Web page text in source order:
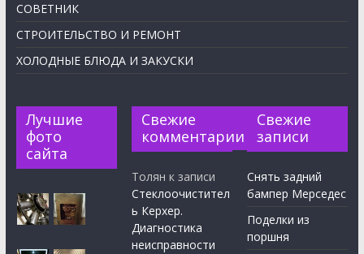
СОВЕТНИК
СТРОИТЕЛЬСТВО И РЕМОНТ
ХОЛОДНЫЕ БЛЮДА И ЗАКУСКИ
Лучшие
фото
сайта
Свежие
комментарии
Толян к записи
Стеклоочистител
ь Керхер.
Диагностика
неисправности
Свежие
записи
Снять задний
бампер Мерседес
Поделки из
поршня